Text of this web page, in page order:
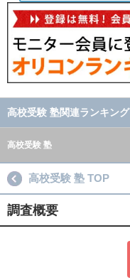
高校受験 塾関連ランキング
高校受験 塾
高校受験 塾 TOP
調査概要